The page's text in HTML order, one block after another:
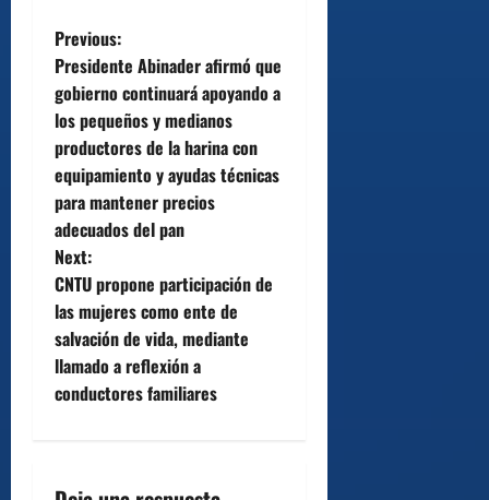
P
o
s
t
n
a
v
i
g
Previous:
Presidente Abinader afirmó que
gobierno continuará apoyando a
los pequeños y medianos
productores de la harina con
equipamiento y ayudas técnicas
para mantener precios
adecuados del pan
Next:
CNTU propone participación de
las mujeres como ente de
salvación de vida, mediante
llamado a reflexión a
conductores familiares